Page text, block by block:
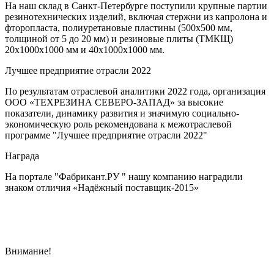
На наш склад в Санкт-Петербурге поступили крупные партии
резинотехнических изделий, включая стержни из капролона и
фторопласта, полиуретановые пластины (500x500 мм,
толщиной от 5 до 20 мм) и резиновые плиты (ТМКЩ)
20x1000x1000 мм и 40x1000x1000 мм.
Лучшее предприятие отрасли 2022
По результатам отраслевой аналитики 2022 года, организация
ООО «ТЕХРЕЗИНА СЕВЕРО-ЗАПАД» за высокие
показатели, динамику развития и значимую социально-
экономическую роль рекомендована к межотраслевой
программе "Лучшее предприятие отрасли 2022"
Награда
На портале "Фабрикант.РУ " нашу компанию наградили
знаком отличия «Надёжный поставщик-2015»
Внимание!